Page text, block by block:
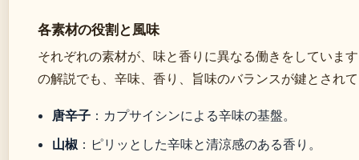
各素材の役割と風味
それぞれの素材が、味と香りに異なる働きをしていま
の解説でも、辛味、香り、旨味のバランスが鍵とされ
唐辛子 ：カプサイシンによる辛味の基盤。
山椒 ：ピリッとした辛味と清涼感のある香り。